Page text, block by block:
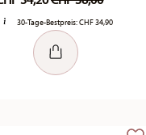
30-Tage-Bestpreis:CHF 34,90